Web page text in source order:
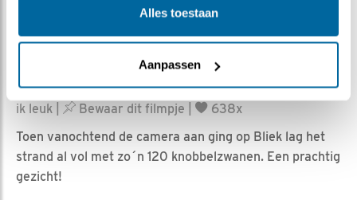
Alles toestaan
Aanpassen
Knobbelzwaneninvasie op het
Nina de Rooij | Geplaatst op 6 juli 2021, 19:47 |
Vind
ik leuk
Bewaar dit filmpje
638x
Toen vanochtend de camera aan ging op Bliek lag het
strand al vol met zo´n 120 knobbelzwanen. Een prachtig
gezicht!